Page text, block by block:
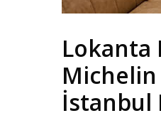
Lokanta
Michelin
İstanbul